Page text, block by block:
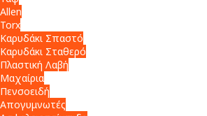
Allen
Torx
Καρυδάκι Σπαστό
Καρυδάκι Σταθερό
Πλαστική Λαβή
Μαχαίρια
Πενσοειδή
Απογυμνωτές